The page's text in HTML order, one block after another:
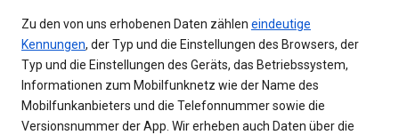
Zu den von uns erhobenen Daten zählen eindeutige
Kennungen, der Typ und die Einstellungen des Browsers, der
Typ und die Einstellungen des Geräts, das Betriebssystem,
Informationen zum Mobilfunknetz wie der Name des
Mobilfunkanbieters und die Telefonnummer sowie die
Versionsnummer der App. Wir erheben auch Daten über die